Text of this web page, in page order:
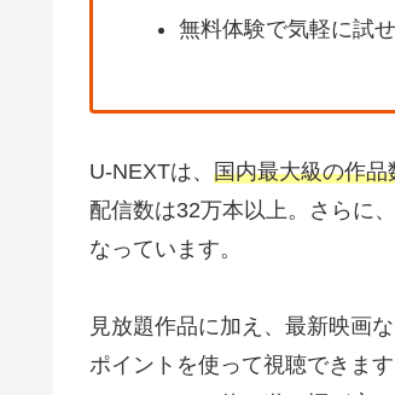
無料体験で気軽に試
U-NEXTは、 国内最大級の作
配信数は32万本以上。さらに
なっています。
見放題作品に加え、最新映画
ポイントを使って視聴できま